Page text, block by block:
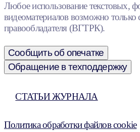
Любое использование текстовых,
видеоматериалов возможно только
правообладателя (ВГТРК).
Сообщить об опечатке
Обращение в техподдержку
СТАТЬИ ЖУРНАЛА
Политика обработки файлов cookie